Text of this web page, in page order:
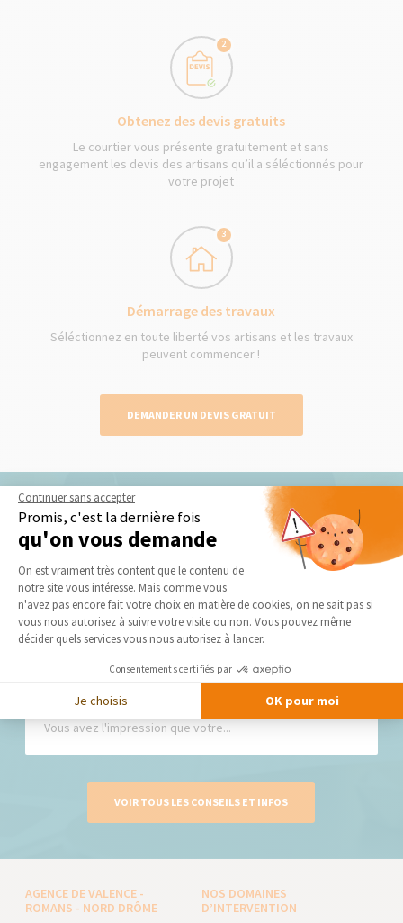
2
Obtenez des devis gratuits
Le courtier vous présente gratuitement et sans
engagement les devis des artisans qu’il a séléctionnés pour
votre projet
3
Démarrage des travaux
Séléctionnez en toute liberté vos artisans et les travaux
peuvent commencer !
DEMANDER UN DEVIS GRATUIT
Nos derniers conseils et actus
Rangements sur mesure : comment optimiser
chaque m² à Valence (26)
Vous avez l'impression que votre...
VOIR TOUS LES CONSEILS ET INFOS
AGENCE DE VALENCE -
ROMANS - NORD DRÔME
NOS DOMAINES
D’INTERVENTION
Continuer sans accepter
Promis, c'est la dernière fois
qu'on vous demande
Plateforme de Gestion du
On est vraiment très content que le contenu de
notre site vous intéresse. Mais comme vous
n'avez pas encore fait votre choix en matière de cookies, on ne sait pas si
vous nous autorisez à suivre votre visite ou non. Vous pouvez même
décider quels services vous nous autorisez à lancer.
Consentements certifiés par
Je choisis OK pour moi
Axeptio consent